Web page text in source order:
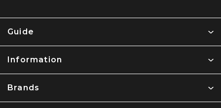
Guide
Information
Brands